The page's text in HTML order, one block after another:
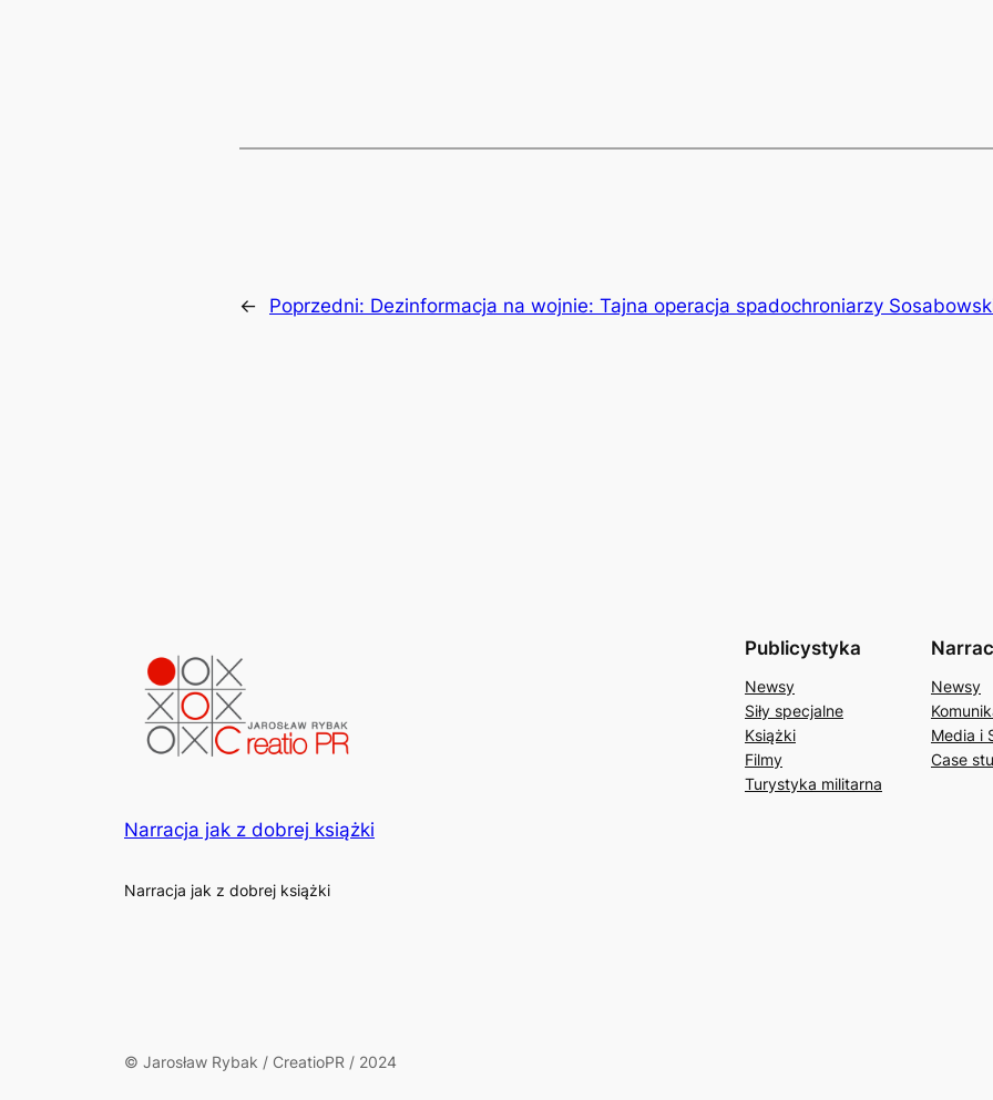
← Poprzedni: Dezinformacja na wojnie: Tajna operacja spadochroniarzy
Narracja jak z dobrej książki
Narracja jak z dobrej książki
Publicystyka
Newsy
Siły specjalne
Książki
Filmy
Turystyka militarna
Newsy
Media i
Case
© Jarosław Rybak / CreatioPR / 2024